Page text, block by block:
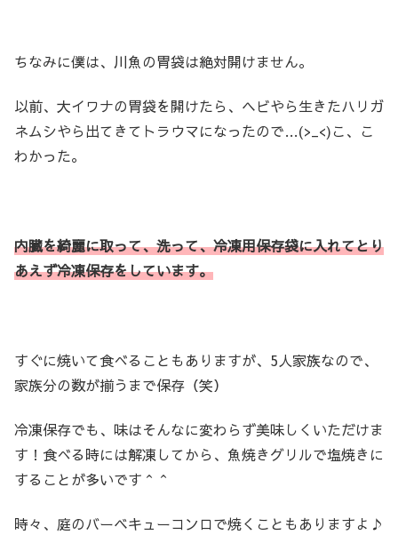
ちなみに僕は、川魚の胃袋は絶対開けません。
以前、大イワナの胃袋を開けたら、ヘビやら生きたハリガ
ネムシやら出てきてトラウマになったので…(>_<)こ、こ
わかった。
内臓を綺麗に取って、洗って、冷凍用保存袋に入れてとり
あえず冷凍保存をしています。
すぐに焼いて食べることもありますが、5人家族なので、
家族分の数が揃うまで保存（笑）
冷凍保存でも、味はそんなに変わらず美味しくいただけま
す！食べる時には解凍してから、魚焼きグリルで塩焼きに
することが多いです＾＾
時々、庭のバーベキューコンロで焼くこともありますよ♪